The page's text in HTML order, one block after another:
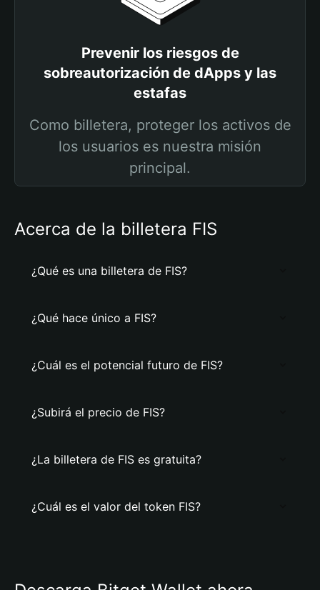
Prevenir los riesgos de
sobreautorización de dApps y las
estafas
Como billetera, proteger los activos de
los usuarios es nuestra misión
principal.
Acerca de la billetera FIS
¿Qué es una billetera de FIS?
¿Qué hace único a FIS?
¿Cuál es el potencial futuro de FIS?
¿Subirá el precio de FIS?
¿La billetera de FIS es gratuita?
¿Cuál es el valor del token FIS?